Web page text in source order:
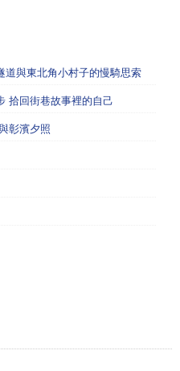
道與東北角小村子的慢騎思索
拾回街巷故事裡的自己
彰濱夕照